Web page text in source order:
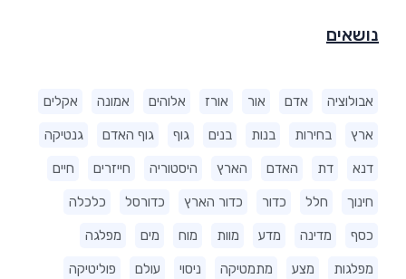
נושאים
אבולוציה אדם אור אורז אלוהים אמונה אקלים
ארץ בחירות בנות בנים גוף גוף האדם גנטיקה
דנא דת האדם הארץ היסטוריה חייזרים חיים
חינוך חלל כדור כדור הארץ כדורסל כלכלה
כסף מדינה מדע מוות מוח מים מפלגה
מפלגות מצע מתמטיקה ניסוי עולם פוליטיקה